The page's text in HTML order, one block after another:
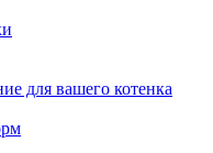
для вашего котенка